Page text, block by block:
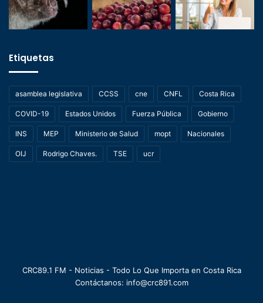
Etiquetas
asamblea legislativa CCSS cne CNFL Costa Rica
COVID-19 Estados Unidos Fuerza Pública Gobierno
INS MEP Ministerio de Salud mopt Nacionales
OIJ Rodrigo Chaves. TSE ucr
CRC89.1 FM - Noticias - Todo Lo Que Importa en Costa Rica
Contáctanos: info@crc891.com